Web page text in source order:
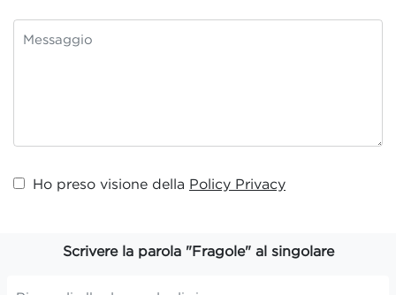
Ho preso visione della Policy Privacy
Scrivere la parola "Fragole" al singolare